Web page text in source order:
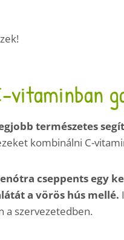
vitaminban
természetes
kombinálni C-
cseppents egy
a vörös hús mellé.
a szervezetedben.